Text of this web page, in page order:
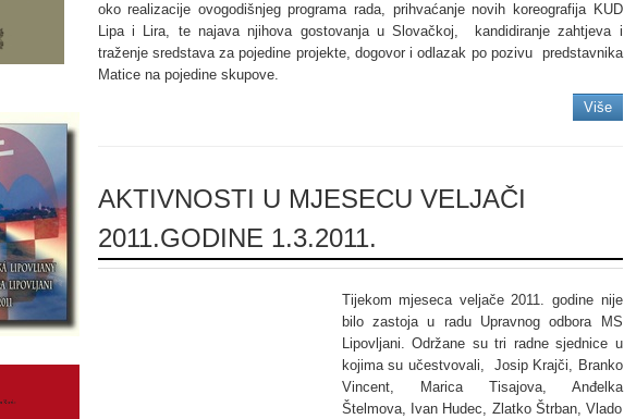
oko realizacije ovogodišnjeg programa rada, prihvaćanje novih koreografija KUD
Lipa i Lira, te najava njihova gostovanja u Slovačkoj, kandidiranje zahtjeva i
traženje sredstava za pojedine projekte, dogovor i odlazak po pozivu predstavnika
Matice na pojedine skupove.
Više
AKTIVNOSTI U MJESECU VELJAČI
2011.GODINE 1.3.2011.
Tijekom mjeseca veljače 2011. godine nije
bilo zastoja u radu Upravnog odbora MS
Lipovljani. Održane su tri radne sjednice u
kojima su učestvovali, Josip Krajči, Branko
Vincent, Marica Tisajova, Anđelka
Štelmova, Ivan Hudec, Zlatko Štrban, Vlado